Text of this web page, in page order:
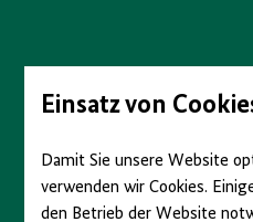
Seiteninhalt
springenEinsatz von
Damit Sie unsere Website
verwenden wir Cookies.
den Betrieb der Website